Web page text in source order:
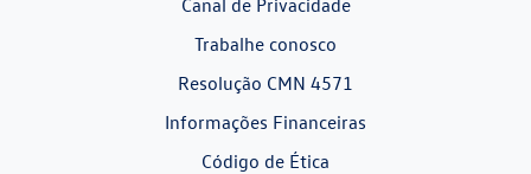
Canal de Privacidade
Trabalhe conosco
Resolução CMN 4571
Informações Financeiras
Código de Ética